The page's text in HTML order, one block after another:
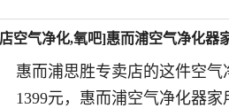
空气净化,氧吧]惠而浦空气净化器
惠而浦思胜专卖店的这件空
1399元，惠而浦空气净化器